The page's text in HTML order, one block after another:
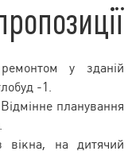
у зданій
-1.
планування
на дитячий